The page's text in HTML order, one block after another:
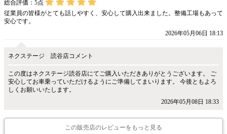
総合評価： 5点
従業員の皆様がとても話しやすく、安心して購入出来ました。整備工場もあって
安心です。
2026年05月06日 18:13
ネクステージ 読谷店コメント
この度はネクステージ読谷店にてご購入いただきありがとうございます。 ご
安心してお車乗っていただけるようにご準備してまいります。 今後ともよろ
しくお願いいたします。
2026年05月08日 18:33
この販売店のレビューをもっと見る